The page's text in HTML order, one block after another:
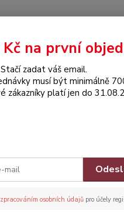
Hledat
na první
Stačí zadat váš email.
musí být minimálně
zákazníky platí jen do
zpracováním osobních údajůpro účely